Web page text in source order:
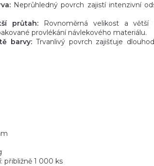
Neprůhledný povrch zajistí intenzivní
průtah:Rovnoměrná velikost a větší
provlékání návlekového materiálu.
barvy: Trvanlivý povrch zajišťuje
přibližně 1 000 ks